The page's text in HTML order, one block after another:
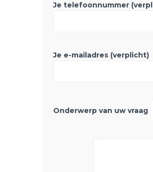
Je telefoonnummer
Je e-mailadres (verplicht)
Onderwerp van uw vraag